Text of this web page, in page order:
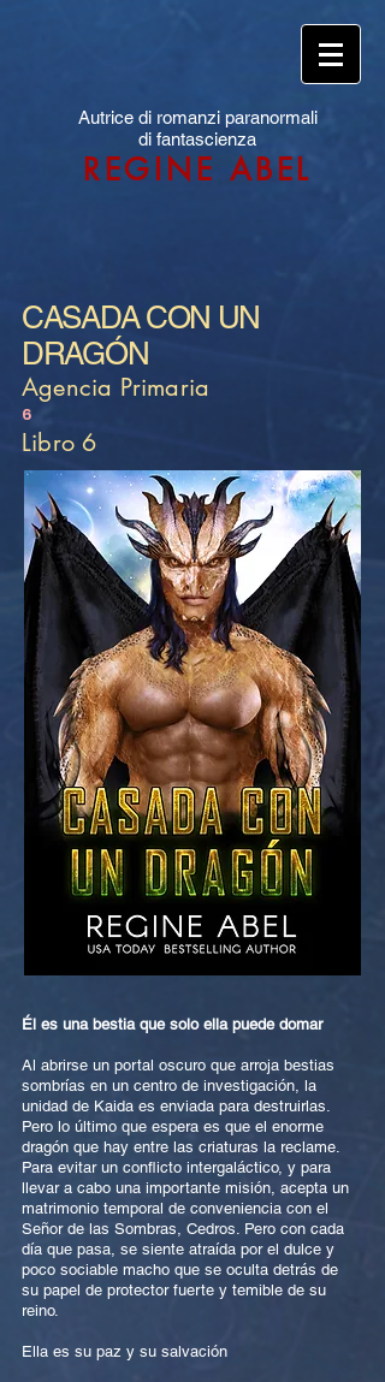
Autrice di romanzi paranormali
di fantascienza
REGINE ABEL
CASADA CON UN
DRAGÓN
Agencia Primaria
6
Libro 6
Él es una bestia que solo ella puede domar
Al abrirse un portal oscuro que arroja bestias
sombrías en un centro de investigación, la
unidad de Kaida es enviada para destruirlas.
Pero lo último que espera es que el enorme
dragón que hay entre las criaturas la reclame.
Para evitar un conflicto intergaláctico, y para
llevar a cabo una importante misión, acepta un
matrimonio temporal de conveniencia con el
Señor de las Sombras, Cedros. Pero con cada
día que pasa, se siente atraída por el dulce y
poco sociable macho que se oculta detrás de
su papel de protector fuerte y temible de su
reino.
Ella es su paz y su salvación